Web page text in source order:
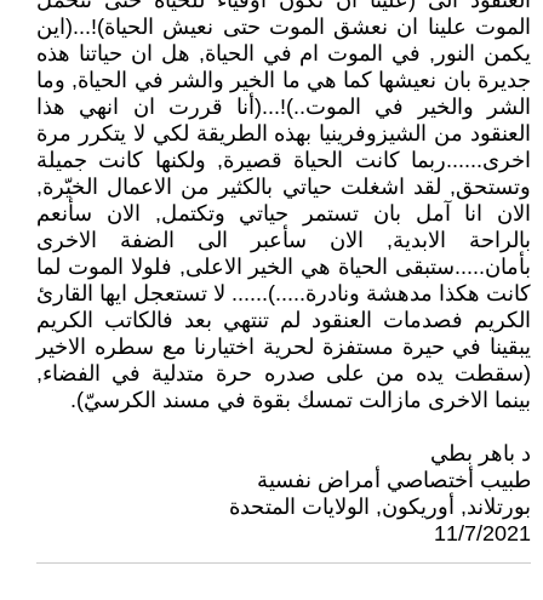
الموت علينا ان نعشق الموت حتى نعيش الحياة)!...(اين
يكمن النور, في الموت ام في الحياة, هل ان حياتنا هذه
جديرة بان نعيشها كما هي ما الخير والشر في الحياة, وما
الشر والخير في الموت..)!...(أنا قررت ان انهي هذا
العنقود من الشيزوفرينيا بهذه الطريقة لكي لا يتكرر مرة
اخرى......ربما كانت الحياة قصيرة, ولكنها كانت جميلة
وتستحق, لقد اشغلت حياتي بالكثير من الاعمال الخيّرة,
الان انا آمل بان تستمر حياتي وتكتمل, الان سأنعم
بالراحة الابدية, الان سأعبر الى الضفة الاخرى
بأمان.....ستبقى الحياة هي الخير الاعلى, فلولا الموت لما
كانت هكذا مدهشة ونادرة.....)...... لا تستعجل ايها القارئ
الكريم فصدمات العنقود لم تنتهي بعد فالكاتب الكريم
يبقينا في حيرة مستفزة لحرية اختيارنا مع سطره الاخير
(سقطت يده من على صدره حرة متدلية في الفضاء,
بينما الاخرى مازالت تمسك بقوة في مسند الكرسيّ).
د باهر بطي
طبيب أختصاصي أمراض نفسية
بورتلاند, أوريكون, الولايات المتحدة
11/7/2021